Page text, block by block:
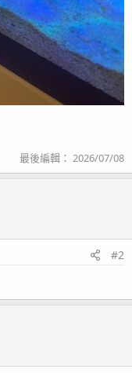
最後編輯： 2026/07/08
#2